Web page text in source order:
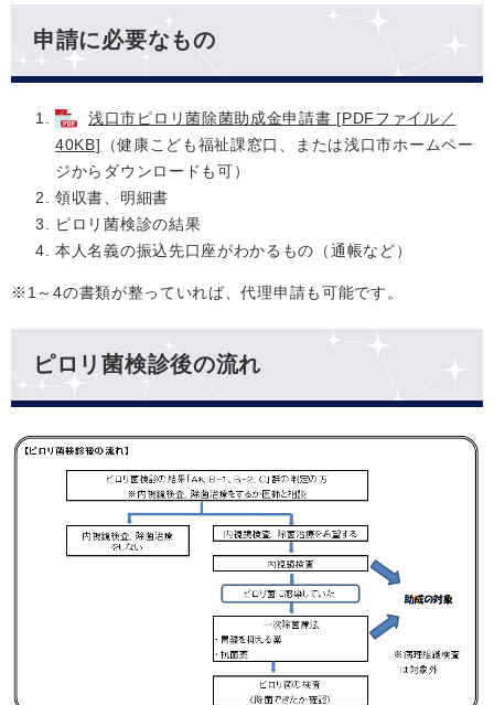
申請に必要なもの
浅口市ピロリ菌除菌助成金申請書 [PDFファイル／
40KB] （健康こども福祉課窓口、または浅口市ホームペー
ジからダウンロードも可）
領収書、明細書
ピロリ菌検診の結果
本人名義の振込先口座がわかるもの（通帳など）
※1～4の書類が整っていれば、代理申請も可能です。
ピロリ菌検診後の流れ